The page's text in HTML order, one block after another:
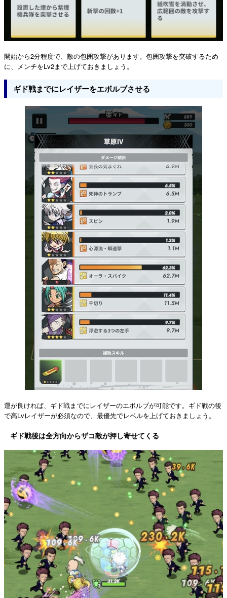
開始から2分程度で、敵の包囲攻撃があります。包囲攻撃を突破するため
に、メンチをLv2まで上げておきましょう。
ギド戦までにレイザーをエボルブさせる
運が良ければ、ギド戦までにレイザーのエボルブが可能です。ギド戦の後
で高Lvレイザーが必須なので、最優先でレベルを上げておきましょう。
ギド戦後は全方向からザコ敵が押し寄せてくる